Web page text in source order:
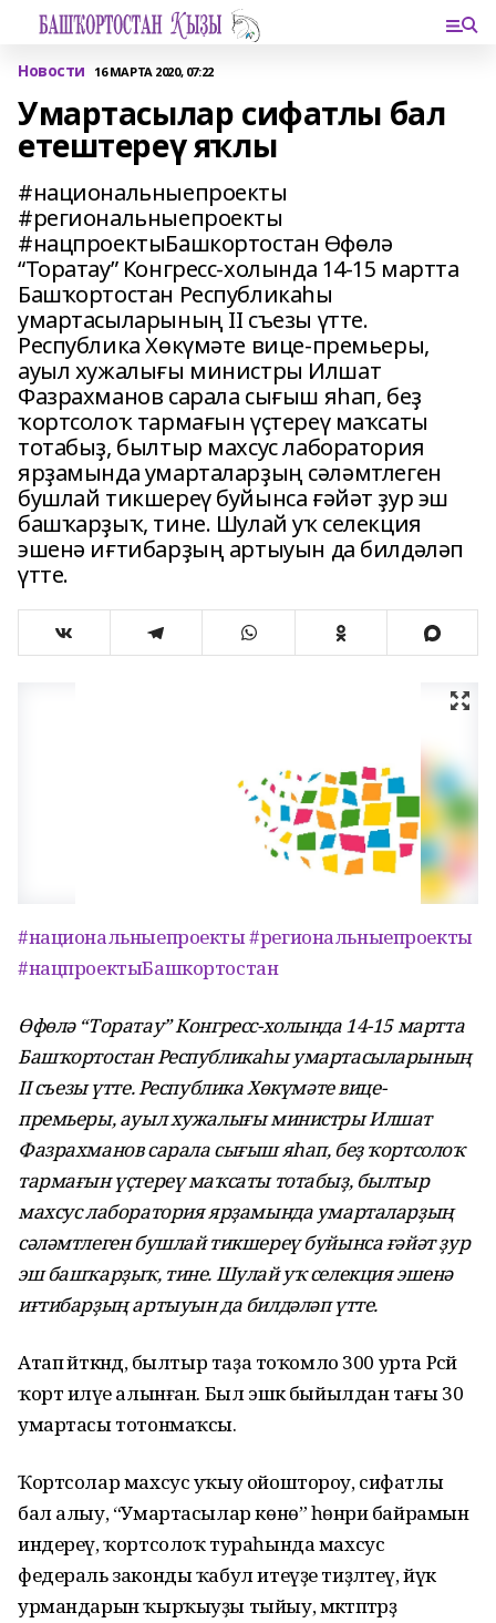
Новости 16 МАРТА 2020, 07:22
Умартасылар сифатлы бал
етештереү яҡлы
#национальныепроекты
#региональныепроекты
#нацпроектыБашкортостан Өфөлә
“Торатау” Конгресс-холында 14-15 мартта
Башҡортостан Республикаһы
умартасыларының II съезы үтте.
Республика Хөкүмәте вице-премьеры,
ауыл хужалығы министры Илшат
Фазрахманов сарала сығыш яһап, беҙ
ҡортсолоҡ тармағын үҫтереү маҡсаты
тотабыҙ, былтыр махсус лаборатория
ярҙамында умарталарҙың сәләмтлеген
бушлай тикшереү буйынса ғәйәт ҙур эш
башҡарҙыҡ, тине. Шулай уҡ селекция
эшенә иғтибарҙың артыуын да билдәләп
үтте.
#национальныепроекты#региональныепроекты
#нацпроектыБашкортостан
Өфөлә “Торатау” Конгресс-холында 14-15 мартта
Башҡортостан Республикаһы умартасыларының
IIсъезы үтте. Республика Хөкүмәте вице-
премьеры, ауыл хужалығы министры Илшат
Фазрахманов сарала сығыш яһап, беҙ ҡортсолоҡ
тармағын үҫтереү маҡсаты тотабыҙ, былтыр
махсус лаборатория ярҙамында умарталарҙың
сәләмтлеген бушлай тикшереү буйынса ғәйәт ҙур
эш башҡарҙыҡ, тине. Шулай уҡ селекция эшенә
иғтибарҙың артыуын да билдәләп үтте.
Атап әйткәндә, былтыр таҙа тоҡомло 300 урта Рәсәй
ҡорт иләүе алынған. Был эшкә быйылдан тағы 30
умартасы тотонмаҡсы.
Ҡортсолар махсус уҡыу ойоштороу, сифатлы
бал алыу, “Умартасылар көнө” һөнәри байрамын
индереү, ҡортсолоҡ тураһында махсус
федераль законды ҡабул итеүҙе тиҙләтеү, йүкә
урмандарын ҡырҡыуҙы тыйыу, мәктәптәрҙә